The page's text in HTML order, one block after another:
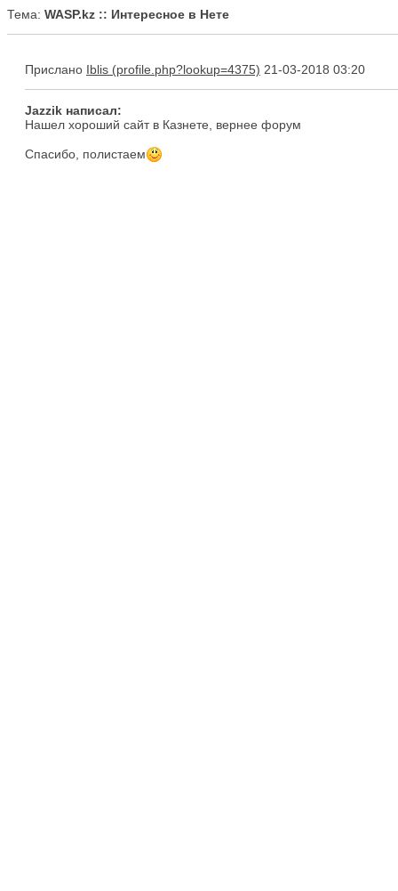
Тема: WASP.kz :: Интересное в Нете
Прислано Iblis 21-03-2018 03:20
Jazzik написал:
Нашел хороший сайт в Казнете, вернее форум
Спасибо, полистаем